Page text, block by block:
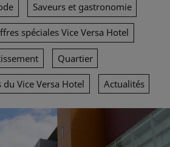
Saveurs et gastronomie
spéciales Vice Versa Hotel
Quartier
Vice Versa Hotel Actualités